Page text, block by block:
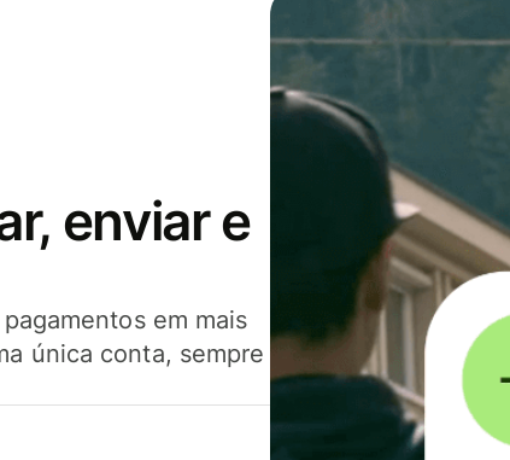
enviar e
em mais
única conta, sempre